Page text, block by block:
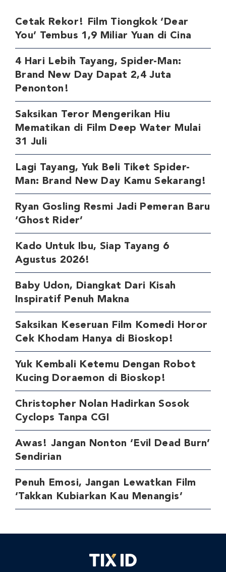
Cetak Rekor! Film Tiongkok ‘Dear
You’ Tembus 1,9 Miliar Yuan di Cina
4 Hari Lebih Tayang, Spider-Man:
Brand New Day Dapat 2,4 Juta
Penonton!
Saksikan Teror Mengerikan Hiu
Mematikan di Film Deep Water Mulai
31 Juli
Lagi Tayang, Yuk Beli Tiket Spider-
Man: Brand New Day Kamu Sekarang!
Ryan Gosling Resmi Jadi Pemeran Baru
‘Ghost Rider’
Kado Untuk Ibu, Siap Tayang 6
Agustus 2026!
Baby Udon, Diangkat Dari Kisah
Inspiratif Penuh Makna
Saksikan Keseruan Film Komedi Horor
Cek Khodam Hanya di Bioskop!
Yuk Kembali Ketemu Dengan Robot
Kucing Doraemon di Bioskop!
Christopher Nolan Hadirkan Sosok
Cyclops Tanpa CGI
Awas! Jangan Nonton ‘Evil Dead Burn’
Sendirian
Penuh Emosi, Jangan Lewatkan Film
‘Takkan Kubiarkan Kau Menangis’